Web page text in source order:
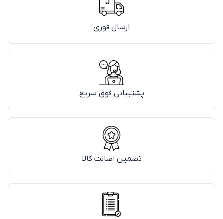
ارسال فوری
پشتیبانی فوق سریع
تضمین اصالت کالا